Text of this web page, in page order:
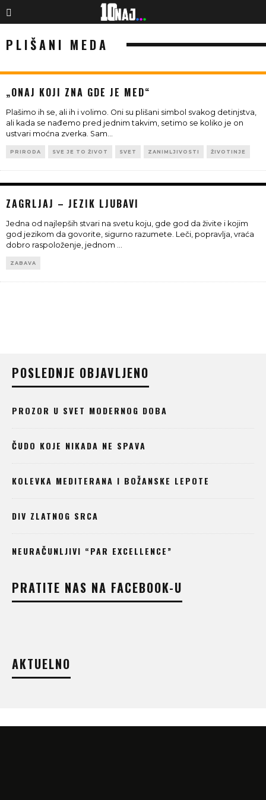
PLIŠANI MEDA
„ONAJ KOJI ZNA GDE JE MED“
Plašimo ih se, ali ih i volimo. Oni su plišani simbol svakog detinjstva,
ali kada se nađemo pred jednim takvim, setimo se koliko je on
ustvari moćna zverka. Sam...
PRIRODA SVE JE TO ŽIVOT SVET ZANIMLJIVOSTI ŽIVOTINJE
ZAGRLJAJ – JEZIK LJUBAVI
Jedna od najlepših stvari na svetu koju, gde god da živite i kojim
god jezikom da govorite, sigurno razumete. Leči, popravlja, vraća
dobro raspoloženje, jednom ...
ZABAVA
POSLEDNJE OBJAVLJENO
PROZOR U SVET MODERNOG DOBA
ČUDO KOJE NIKADA NE SPAVA
KOLEVKA MEDITERANA I BOŽANSKE LEPOTE
DIV ZLATNOG SRCA
NEURAČUNLJIVI “PAR EXCELLENCE”
PRATITE NAS NA FACEBOOK-U
AKTUELNO